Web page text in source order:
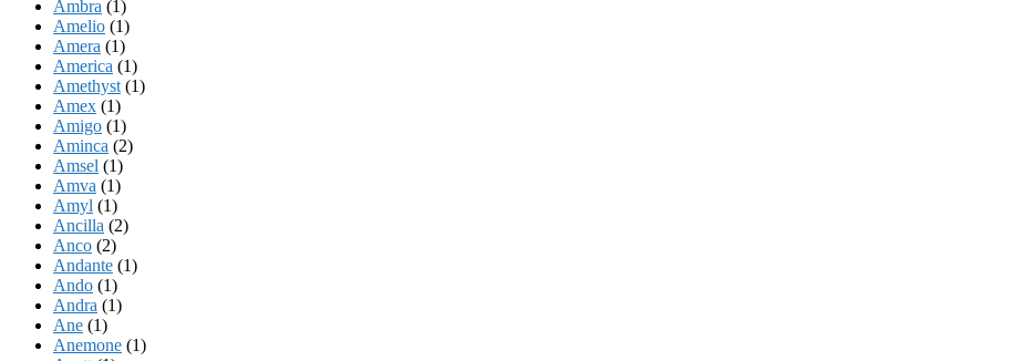
Ambra (1)
Amelio (1)
Amera (1)
America (1)
Amethyst (1)
Amex (1)
Amigo (1)
Aminca (2)
Amsel (1)
Amva (1)
Amyl (1)
Ancilla (2)
Anco (2)
Andante (1)
Ando (1)
Andra (1)
Ane (1)
Anemone (1)